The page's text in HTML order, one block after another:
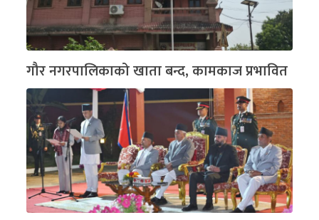
गौर नगरपालिकाको खाता बन्द, कामकाज प्रभावित